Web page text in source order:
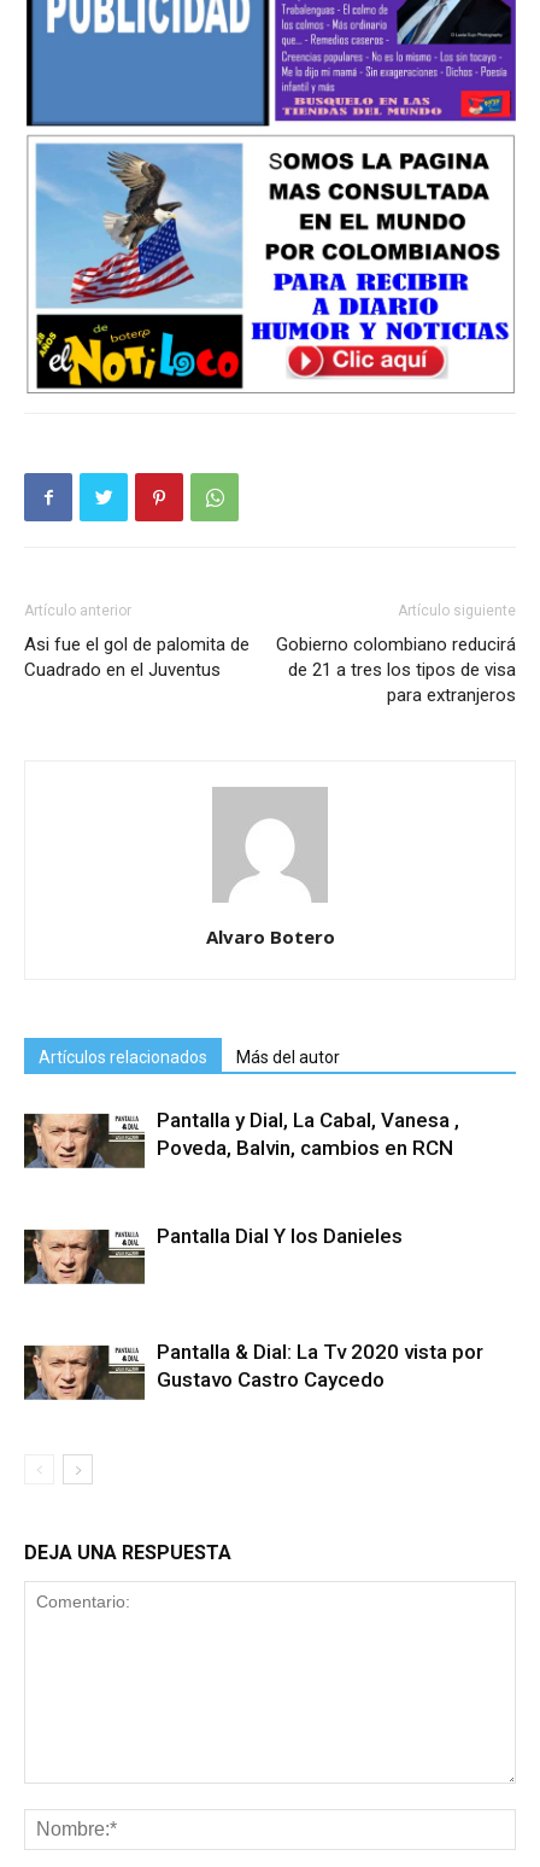
Artículo anterior
Asi fue el gol de palomita de
Cuadrado en el Juventus
Artículo siguiente
Gobierno colombiano reducirá
de 21 a tres los tipos de visa
para extranjeros
Alvaro Botero
Artículos relacionados Más del autor
Pantalla y Dial, La Cabal, Vanesa ,
Poveda, Balvin, cambios en RCN
Pantalla Dial Y los Danieles
Pantalla & Dial: La Tv 2020 vista por
Gustavo Castro Caycedo
DEJA UNA RESPUESTA